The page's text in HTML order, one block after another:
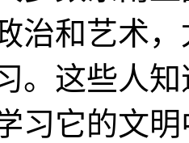
治和艺术
。这些人
习它的文